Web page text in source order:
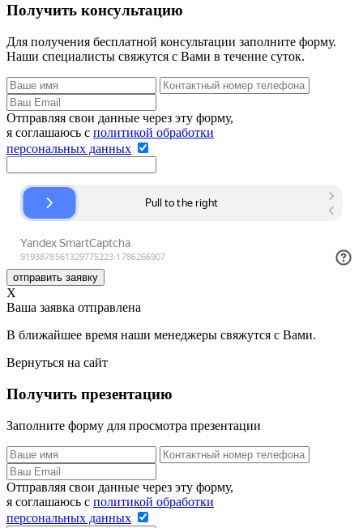
Получить консультацию
Для получения бесплатной консультации заполните форму.
Наши специалисты свяжутся с Вами в течение суток.
Отправляя свои данные через эту форму,
я соглашаюсь с политикой обработки
персональных данных
отправить заявку
Х
Ваша заявка отправлена
В ближайшее время наши менеджеры свяжутся с Вами.
Вернуться на сайт
Получить презентацию
Заполните форму для просмотра презентации
Отправляя свои данные через эту форму,
я соглашаюсь с политикой обработки
персональных данных